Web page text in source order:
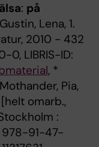
: på
Lena, 1.
2010 - 432
0, LIBRIS-ID:
, *
Pia,
[helt omarb.,
:
978-91-47-